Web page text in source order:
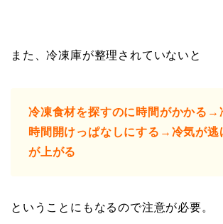
また、冷凍庫が整理されていないと
冷凍食材を探すのに時間がかかる→
時間開けっぱなしにする→冷気が
が上がる
ということにもなるので注意が必要。